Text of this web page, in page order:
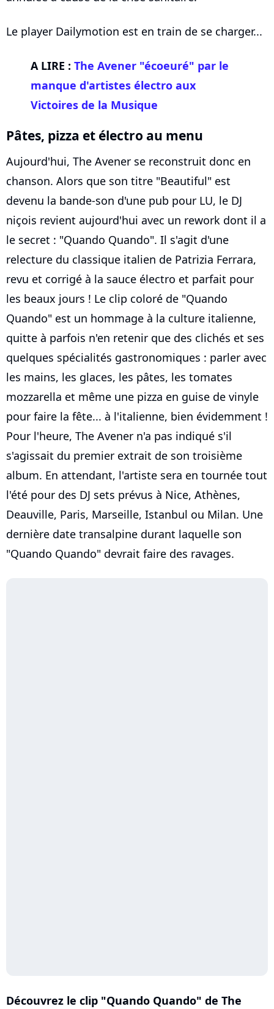
Le player Dailymotion est en train de se charger...
A LIRE : The Avener "écoeuré" par le
manque d'artistes électro aux
Victoires de la Musique
Pâtes, pizza et électro au menu
Aujourd'hui, The Avener se reconstruit donc en
chanson. Alors que son titre "Beautiful" est
devenu la bande-son d'une pub pour LU, le DJ
niçois revient aujourd'hui avec un rework dont il a
le secret : "Quando Quando". Il s'agit d'une
relecture du classique italien de Patrizia Ferrara,
revu et corrigé à la sauce électro et parfait pour
les beaux jours ! Le clip coloré de "Quando
Quando" est un hommage à la culture italienne,
quitte à parfois n'en retenir que des clichés et ses
quelques spécialités gastronomiques : parler avec
les mains, les glaces, les pâtes, les tomates
mozzarella et même une pizza en guise de vinyle
pour faire la fête... à l'italienne, bien évidemment !
Pour l'heure, The Avener n'a pas indiqué s'il
s'agissait du premier extrait de son troisième
album. En attendant, l'artiste sera en tournée tout
l'été pour des DJ sets prévus à Nice, Athènes,
Deauville, Paris, Marseille, Istanbul ou Milan. Une
dernière date transalpine durant laquelle son
"Quando Quando" devrait faire des ravages.
Découvrez le clip "Quando Quando" de The